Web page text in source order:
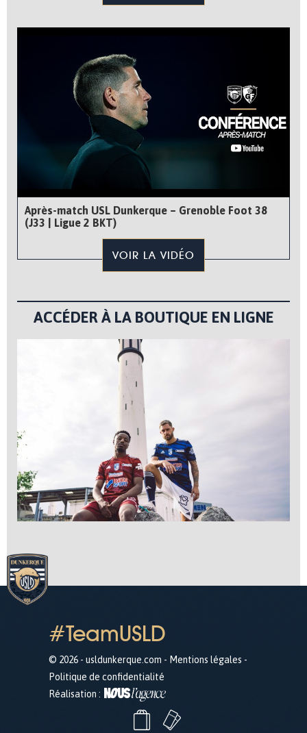
Après-match USL Dunkerque – Grenoble Foot 38
(J33 | Ligue 2 BKT)
VOIR LA VIDÉO
ACCÉDER À LA BOUTIQUE EN LIGNE
#TeamUSLD
© 2026 - usldunkerque.com - Mentions légales -
Politique de confidentialité
Réalisation :